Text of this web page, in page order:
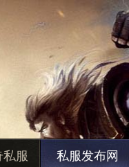
私服 私服发布网